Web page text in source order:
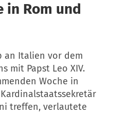
in Rom und
an Italien vor dem
mit Papst Leo XIV.
Woche in
treffen, verlautete